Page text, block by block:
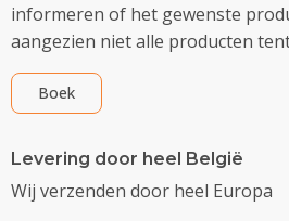
informeren of het gewenste
aangezien niet alle producten
Boek
Levering door heel België
Wij verzenden door heel Europa